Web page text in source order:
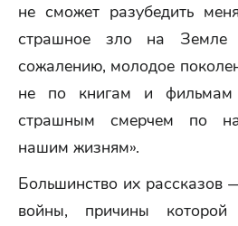
не сможет разубедить
страшное зло на
сожалению, молодое
не по книгам и
страшным смерчем по
нашим жизням».
Большинство их
войны, причины которой